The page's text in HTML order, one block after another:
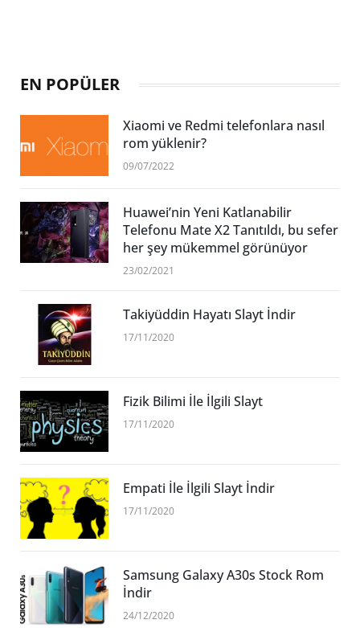
EN POPÜLER
Xiaomi ve Redmi telefonlara nasıl
rom yüklenir?
09/07/2022
Huawei’nin Yeni Katlanabilir
Telefonu Mate X2 Tanıtıldı, bu sefer
her şey mükemmel görünüyor
23/02/2021
Takiyüddin Hayatı Slayt İndir
17/11/2020
Fizik Bilimi İle İlgili Slayt
17/11/2020
Empati İle İlgili Slayt İndir
17/11/2020
Samsung Galaxy A30s Stock Rom
İndir
24/12/2020